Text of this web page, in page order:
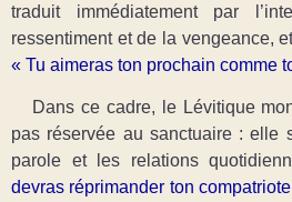
traduit immédiatement par
ressentiment et de la vengeance,
« Tu aimeras ton prochain comme
Dans ce cadre, le Lévitique
pas réservée au sanctuaire :
parole et les relations
devras réprimander ton